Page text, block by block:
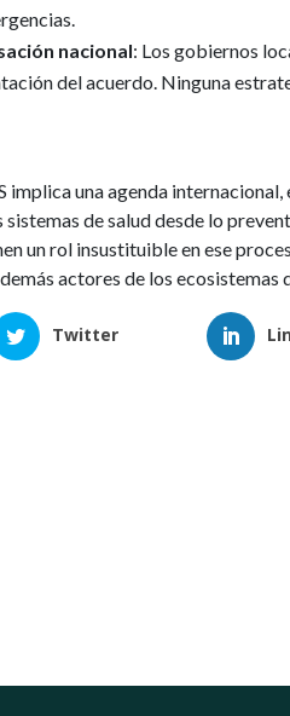
nacional: Los gobiernos
del acuerdo. Ninguna
implica una agenda
de salud desde lo
un rol insustituible en ese
actores de los ecosistemas
Twitter